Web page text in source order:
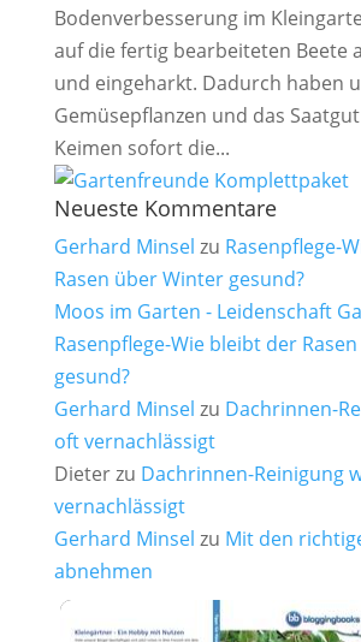
Bodenverbesserung im
auf die fertig bearbeiteten Beete
und eingeharkt. Dadurch haben
Gemüsepflanzen und das
Keimen sofort die...
Neueste Kommentare
Gerhard Minsel zu Rasenpflege-
Rasen über Winter gesund?
Moos im Garten - Leidenschaft
Rasenpflege-Wie bleibt der
gesund?
Gerhard Minsel zu Dachrinnen-
oft vernachlässigt
Dieterzu Dachrinnen-Reinigung
vernachlässigt
Gerhard Minsel zu Mit den
abnehmen